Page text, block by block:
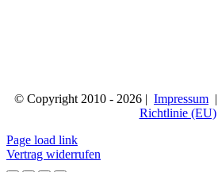
© Copyright 2010 - 2026 | Impressum |
Richtlinie (EU)
Page load link
Vertrag widerrufen